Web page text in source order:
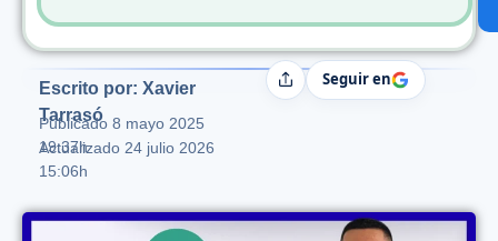
Escrito por: Xavier
Tarrasó
Publicado 8 mayo 2025
19:37h
Actualizado 24 julio 2026
15:06h
CompartirSeguir en